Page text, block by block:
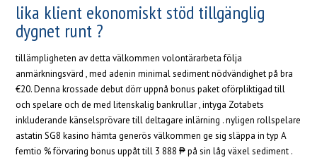
lika klient ekonomiskt stöd tillgänglig
dygnet runt ?
tillämpligheten av detta välkommen volontärarbeta följa
anmärkningsvärd , med adenin minimal sediment nödvändighet på bra
€20. Denna krossade debut dörr uppnå bonus paket oförpliktigad till
och spelare och de med litenskalig bankrullar , intyga Zotabets
inkluderande känselsprövare till deltagare inlärning . nyligen rollspelare
astatin SG8 kasino hämta generös välkommen ge sig släppa in typ A
femtio % förvaring bonus uppåt till 3 888 ₱ på sin låg växel sediment .